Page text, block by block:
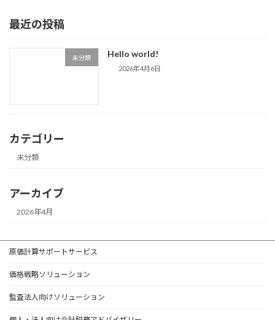
最近の投稿
未分類 Hello world!
2026年4月6日
カテゴリー
未分類
アーカイブ
2026年4月
原価計算サポートサービス
価格戦略ソリューション
監査法人向けソリューション